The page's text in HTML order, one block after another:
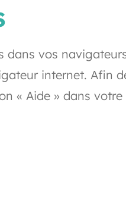
vos
internet. Afin
« Aide » dans